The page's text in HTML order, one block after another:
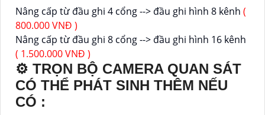
Nâng cấp từ đầu ghi 4 cổng --> đầu ghi hình 8 kênh (
800.000 VNĐ )
Nâng cấp từ đầu ghi 8 cổng --> đầu ghi hình 16 kênh
( 1.500.000 VNĐ )
⚙ TRỌN BỘ CAMERA QUAN SÁT
CÓ THỂ PHÁT SINH THÊM NẾU
CÓ :